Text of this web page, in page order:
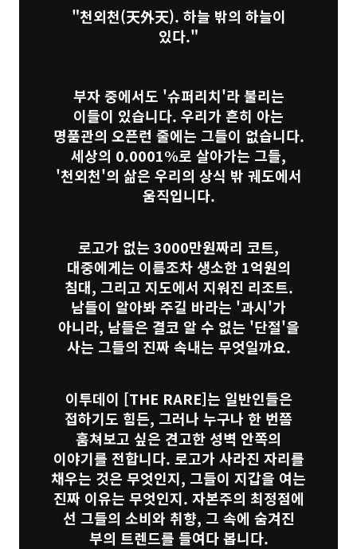
"천외천(天外天). 하늘 밖의 하늘이
있다."
부자 중에서도 '슈퍼리치'라 불리는
이들이 있습니다. 우리가 흔히 아는
명품관의 오픈런 줄에는 그들이 없습니다.
세상의 0.0001%로 살아가는 그들,
'천외천'의 삶은 우리의 상식 밖 궤도에서
움직입니다.
로고가 없는 3000만원짜리 코트,
대중에게는 이름조차 생소한 1억원의
침대, 그리고 지도에서 지워진 리조트.
남들이 알아봐 주길 바라는 '과시'가
아니라, 남들은 결코 알 수 없는 '단절'을
사는 그들의 진짜 속내는 무엇일까요.
이투데이 [THE RARE]는 일반인들은
접하기도 힘든, 그러나 누구나 한 번쯤
훔쳐보고 싶은 견고한 성벽 안쪽의
이야기를 전합니다. 로고가 사라진 자리를
채우는 것은 무엇인지, 그들이 지갑을 여는
진짜 이유는 무엇인지. 자본주의 최정점에
선 그들의 소비와 취향, 그 속에 숨겨진
부의 트렌드를 들여다 봅니다.